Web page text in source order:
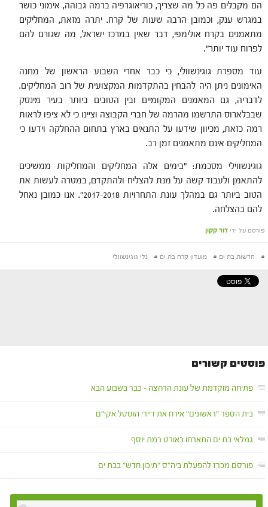
הם מקבלים פה כל מה שצריך, כוריאוגרפיה ברמה גבוהה, אימוני כושר
במגרש ענק, וכמובן הרבה שעות של קרח. יתרה מזאת, המחליקים
מתאמנים בקרח אולימפי, דבר שאין במרכז ישראל, מה שגורם להם
לפרוח עוד יותר".
עוד מספרת גוגינשוולי, כי כבר אחרי השבוע הראשון של מחנה
האימונים ניתן היה להבחין בהתקדמות המקצועית של רוב המחליקים.
לדבריה, גם המאמנים המקומיים ובין הטובים ביותר בעיר מינסק
שבבלארוס התרשמו מהרמה של חברי הקבוצה וציינו כי לא ציפו לראות
רמה כזאת, מכיוון שידעו על התנאים בארץ בתחום ההחלקה וידעו כי
המחליקים אינם מתאמנים זמן רב.
גוגינשווילי מסכמת: "בימים אלה המחליקים והמחליקות ממשיכים
להתאמן ולעבוד קשה על מנת להצליח ולהתקדם, במטרה לעשות את
הטוב ביותר גם במהלך עונת התחרויות 2017-2018". אנו כמובן נאחל
להם בהצלחה.
פורסם על ידי דוד קקון
# חדשות בת ים # מועדון קרח בת ים # נלי גוגינשוולי
פוסטים קשורים
פתיחה מוקדמת של עונת הרחצה – כבר בשבוע הבא
בית הספר "ראשונים" אירח את דיירי הוסטל אקי"ם
גמלאי בת ים התארחו באורט רמת יוסף
פורסם מכרז להפעלת ביה"ס "תיכון חדש" בבת ים